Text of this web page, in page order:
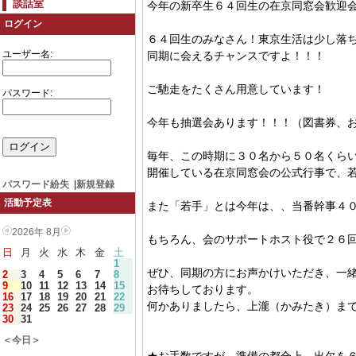
談話室
ログイン
ユーザー名:
パスワード:
パスワード紛失
新規登録
活動予定表
2026年 8月
日 月 火 水 木 金
土
1
2
3 4 5 6 7
8
9
10 11 12 13 14
15
16 17 18 19 20 21
22
23 24 25 26 27 28
29
30 31
＜今日＞
今年の新卒生６４回生の在京同窓会歓迎
６４回生のみなさん！東京生活は少し落
同期に会えるチャンスですよ！！！
ご馳走をたくさん用意しています！
今年も抽選会あります！！！（図書券、
毎年、この時期に３０名から５０名くら
開催している在京同窓会の公式行事で、
また「若手」とは今年は、、当番幹事４
もちろん、会のサポートホスト役で２６
ぜひ、同期の方にお声かけいただき、一
お待ちしております。
何かありましたら、上瀧（かみたき）ま